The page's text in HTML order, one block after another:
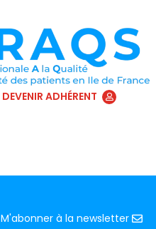
DEVENIR ADHÉRENT
M'abonner à la newsletter